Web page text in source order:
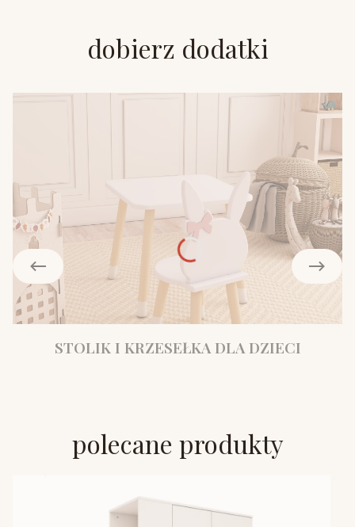
dobierz dodatki
STOLIK I KRZESEŁKA DLA DZIECI
polecane produkty